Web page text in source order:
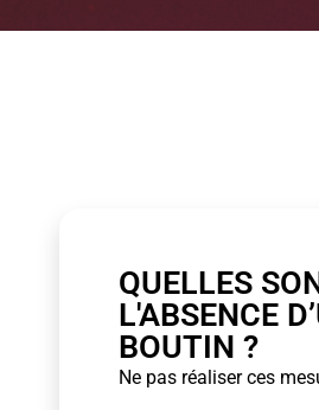
QUELLES
L'ABSENCE
BOUTIN ?
Ne pas réaliser ces